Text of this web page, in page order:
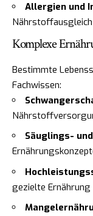
Allergien und
Nährstoffausgleich
Komplexe
Bestimmte
Fachwissen:
Säuglings-
gezielte Ernährung